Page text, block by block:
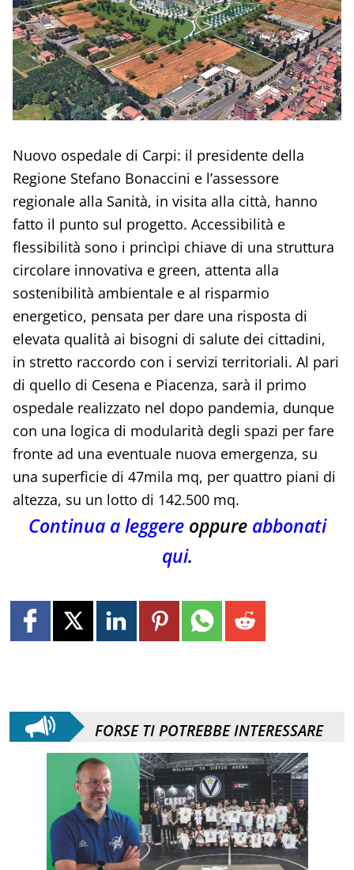
Nuovo ospedale di Carpi: il presidente della
Regione Stefano Bonaccini e l’assessore
regionale alla Sanità, in visita alla città, hanno
fatto il punto sul progetto. Accessibilità e
flessibilità sono i princìpi chiave di una struttura
circolare innovativa e green, attenta alla
sostenibilità ambientale e al risparmio
energetico, pensata per dare una risposta di
elevata qualità ai bisogni di salute dei cittadini,
in stretto raccordo con i servizi territoriali. Al pari
di quello di Cesena e Piacenza, sarà il primo
ospedale realizzato nel dopo pandemia, dunque
con una logica di modularità degli spazi per fare
fronte ad una eventuale nuova emergenza, su
una superficie di 47mila mq, per quattro piani di
altezza, su un lotto di 142.500 mq.
Continua a leggereoppure abbonati
qui.
FORSE TI POTREBBE INTERESSARE